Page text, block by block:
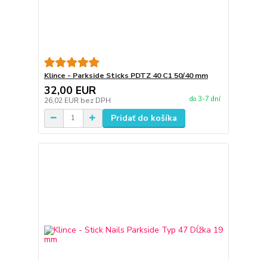
Klince - Parkside Sticks PDTZ 40 C1 50/40 mm
32,00 EUR
26,02 EUR bez DPH do 3-7 dní
Pridať do košíka